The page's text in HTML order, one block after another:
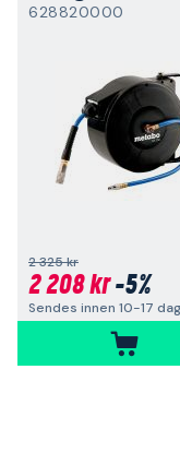
628820000
2 325 kr
2 208 kr-5%
Sendes innen 10-17